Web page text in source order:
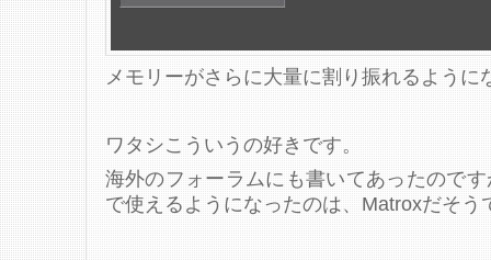
メモリーがさらに大量に割り振れるように
ワタシこういうの好きです。
海外のフォーラムにも書いてあったので
で使えるようになったのは、Matroxだそう